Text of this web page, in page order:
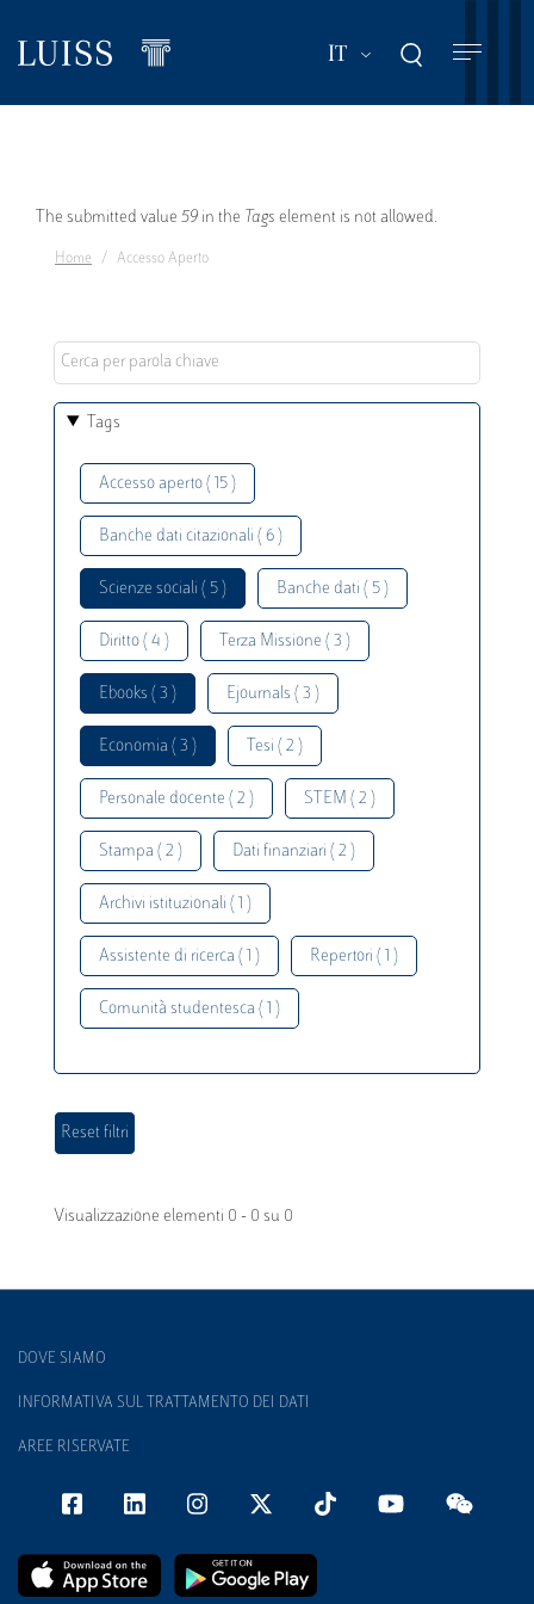
contenuto
IT Mostra ulteriori
Messaggio
di
The submitted value 59 in the Tags element is not allowed.
Home Accesso Aperto
Tags
Accesso aperto ( 15 )
Banche dati citazionali ( 6 )
Scienze sociali ( 5 ) Banche dati ( 5 )
Diritto ( 4 ) Terza Missione ( 3 )
Ebooks ( 3 ) Ejournals ( 3 )
Economia ( 3 ) Tesi ( 2 )
Personale docente ( 2 ) STEM ( 2 )
Stampa ( 2 ) Dati finanziari ( 2 )
Archivi istituzionali ( 1 )
Assistente di ricerca ( 1 ) Repertori ( 1 )
Comunità studentesca ( 1 )
Visualizzazione elementi 0 - 0 su 0
DOVE SIAMO
INFORMATIVA SUL TRATTAMENTO DEI DATI
AREE RISERVATE